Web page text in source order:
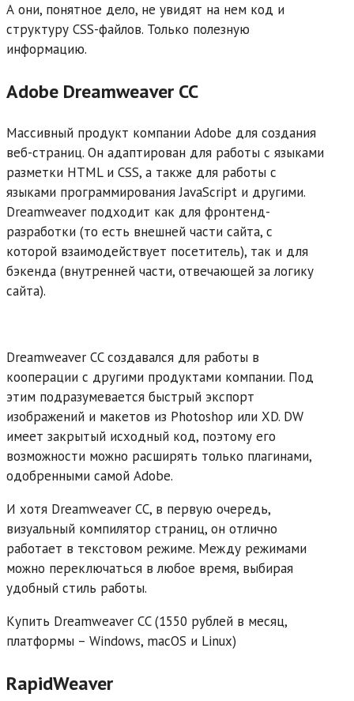
А они, понятное дело, не увидят на нем код и
структуру CSS-файлов. Только полезную
информацию.
Adobe Dreamweaver CC
Массивный продукт компании Adobe для создания
веб-страниц. Он адаптирован для работы с языками
разметки HTML и CSS, а также для работы с
языками программирования JavaScript и другими.
Dreamweaver подходит как для фронтенд-
разработки (то есть внешней части сайта, с
которой взаимодействует посетитель), так и для
бэкенда (внутренней части, отвечающей за логику
сайта).
Dreamweaver CC создавался для работы в
кооперации с другими продуктами компании. Под
этим подразумевается быстрый экспорт
изображений и макетов из Photoshop или XD. DW
имеет закрытый исходный код, поэтому его
возможности можно расширять только плагинами,
одобренными самой Adobe.
И хотя Dreamweaver CC, в первую очередь,
визуальный компилятор страниц, он отлично
работает в текстовом режиме. Между режимами
можно переключаться в любое время, выбирая
удобный стиль работы.
Купить Dreamweaver CC (1550 рублей в месяц,
платформы – Windows, macOS и Linux)
RapidWeaver